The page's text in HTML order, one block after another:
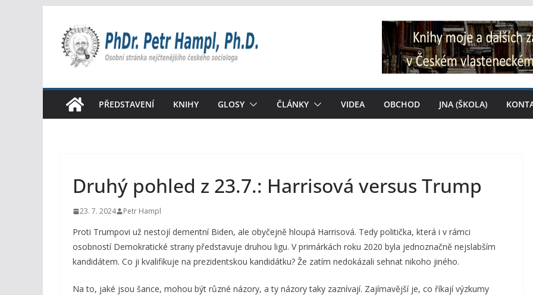
obsah
PŘEDSTAVENÍ KNIHY GLOSY ČLÁNKY VIDEA OBCHOD JNA (ŠKOLA)
Druhý pohled z 23.7.: Harrisová versus Trump
23. 7. 2024 Petr Hampl
Proti Trumpovi už nestojí dementní Biden, ale obyčejně hloupá Harrisová. Tedy politička, která i v rámci
osobností Demokratické strany představuje druhou ligu. V primárkách roku 2020 byla jednoznačně nejslabším
kandidátem. Co ji kvalifikuje na prezidentskou kandidátku? Že zatím nedokázali sehnat nikoho jiného.
Na to, jaké jsou šance, mohou být různé názory, a ty názory taky zaznívají. Zajímavější je, co říkají výzkumy